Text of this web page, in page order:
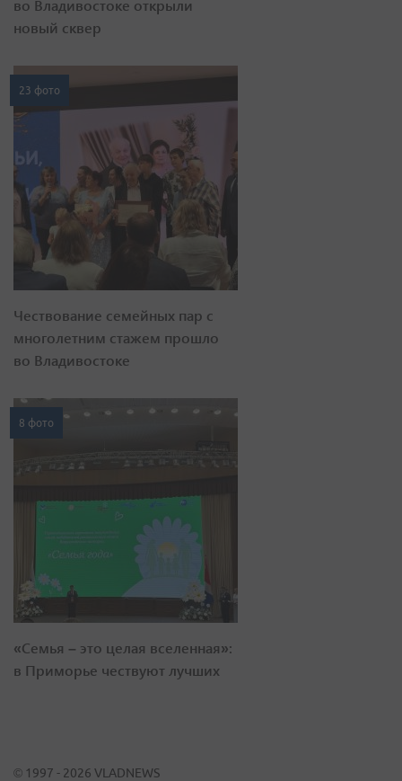
во Владивостоке открыли
новый сквер
23 фото
Чествование семейных пар с
многолетним стажем прошло
во Владивостоке
8 фото
«Семья – это целая вселенная»:
в Приморье чествуют лучших
© 1997 - 2026 VLADNEWS